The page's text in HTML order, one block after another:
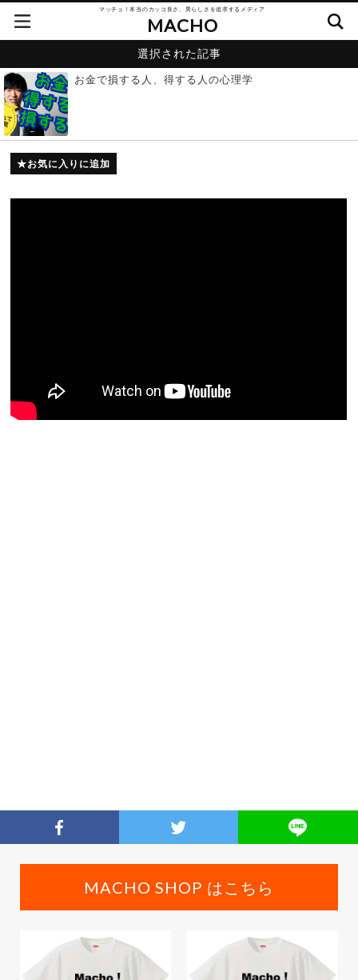
マッチョ！本当のカッコ良さ、男らしさを追求するメディア
MACHO
選択された記事
お金で損する人、得する人の心理学
お気に入りに追加
MACHO SHOP はこちら